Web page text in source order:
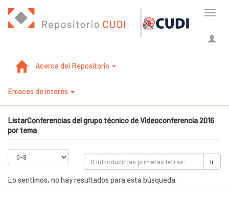
Acerca del Repositorio
Enlaces de interés
ListarConferencias del grupo técnico de Videoconferencia 2016
por tema
Ir
Lo sentimos, no hay resultados para esta búsqueda.